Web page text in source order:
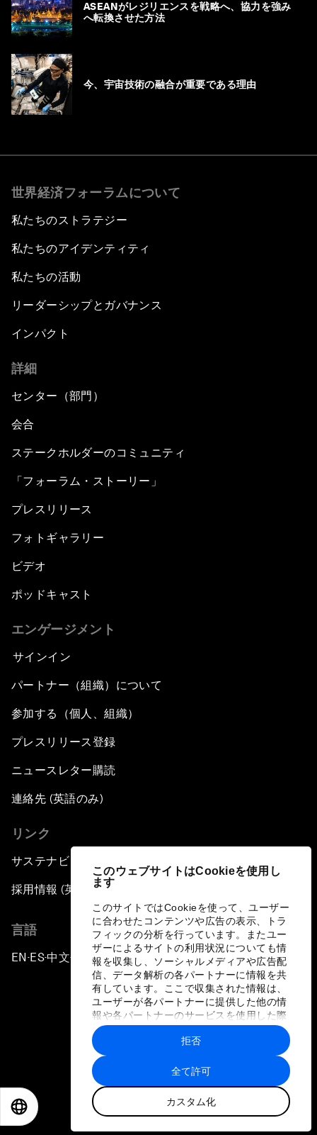
このウェブサイトはCookieを使用し
ます
このサイトではCookieを使って、ユーザー
に合わせたコンテンツや広告の表示、トラ
フィックの分析を行っています。またユー
ザーによるサイトの利用状況についても情
報を収集し、ソーシャルメディアや広告配
信、データ解析の各パートナーに情報を共
有しています。ここで収集された情報は、
ユーザーが各パートナーに提供した他の情
報や各パートナーのサービスを使用した際
に収集された情報と組み合わされ、各パー
トナーによって使用されることがありま
す。
全て許可
カスタム化
拒否
ASEANがレジリエンスを戦略へ、協力を強み
へ転換させた方法
今、宇宙技術の融合が重要である理由
世界経済フォーラムについて
私たちのストラテジー
私たちのアイデンティティ
私たちの活動
リーダーシップとガバナンス
インパクト
詳細
センター（部門）
会合
ステークホルダーのコミュニティ
「フォーラム・ストーリー」
プレスリリース
フォトギャラリー
ビデオ
ポッドキャスト
エンゲージメント
サインイン
パートナー（組織）について
参加する（個人、組織）
プレスリリース登録
ニュースレター購読
連絡先 (英語のみ)
リンク
サステナビリティへの取り組み
採用情報 (英語のみ)
言語
EN ▪ ES▪中文▪ 日本語
プライバシーポリシーと利用規約
サイトマップ
©
世界経済フォーラム